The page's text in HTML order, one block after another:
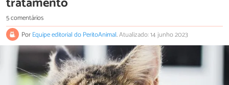
5 comentários
PorEquipe editorial do PeritoAnimal.Atualizado: 14 junho 2023